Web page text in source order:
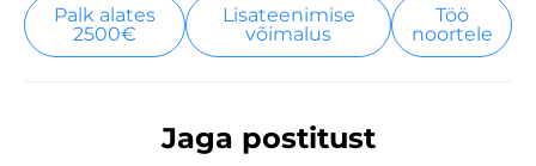
Palk alates
2500€
Lisateenimise
võimalus
Töö
noortele
Jaga postitust